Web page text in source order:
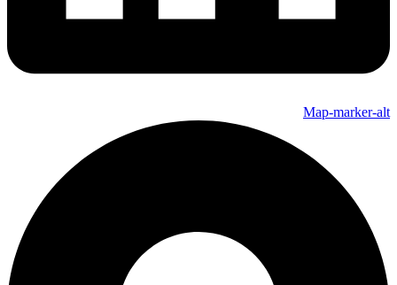
Map-marker-alt